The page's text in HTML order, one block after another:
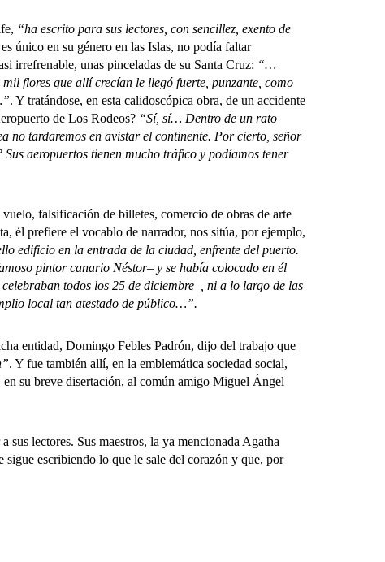
“ha escrito para sus lectores, con sencillez, exento de
único en su género en las Islas, no podía faltar
irrefrenable, unas pinceladas de su Santa Cruz: “…
flores que allí crecían le llegó fuerte, punzante, como
. Y tratándose, en esta calidoscópica obra, de un accidente
de Los Rodeos? “Sí, sí… Dentro de un rato
no tardaremos en avistar el continente. Por cierto, señor
aeropuertos tienen mucho tráfico y podíamos tener
falsificación de billetes, comercio de obras de arte
él prefiere el vocablo de narrador, nos sitúa, por ejemplo,
edificio en la entrada de la ciudad, enfrente del puerto.
pintor canario Néstor– y se había colocado en él
todos los 25 de diciembre–, ni a lo largo de las
local tan atestado de público…”.
entidad, Domingo Febles Padrón, dijo del trabajo que
. Y fue también allí, en la emblemática sociedad social,
su breve disertación, al común amigo Miguel Ángel
sus lectores. Sus maestros, la ya mencionada Agatha
escribiendo lo que le sale del corazón y que, por